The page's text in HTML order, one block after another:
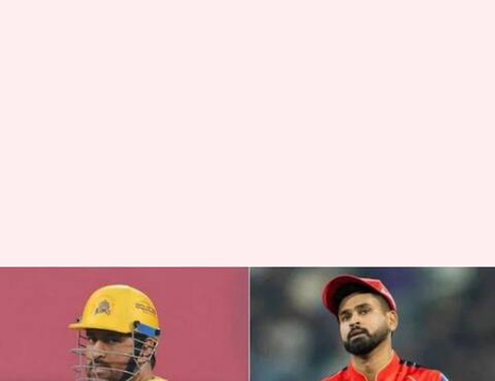
CSK vs PBKS : చెన్నై వర్సెస్
పంజాబ్.. ఇవాళ 5 రికార్డులు
బద్దలయ్యే అవకాశం!